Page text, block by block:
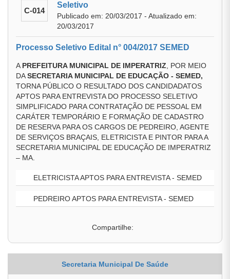
C-014
Seletivo
Publicado em: 20/03/2017 - Atualizado em:
20/03/2017
Processo Seletivo Edital n° 004/2017 SEMED
A PREFEITURA MUNICIPAL DE IMPERATRIZ , POR MEIO
DASECRETARIA MUNICIPAL DE EDUCAÇÃO - SEMED,
TORNA PÚBLICO O RESULTADO DOS CANDIDADATOS
APTOS PARA ENTREVISTA DO PROCESSO SELETIVO
SIMPLIFICADO PARA CONTRATAÇÃO DE PESSOAL EM
CARÁTER TEMPORÁRIO E FORMAÇÃO DE CADASTRO
DE RESERVA PARA OS CARGOS DE PEDREIRO, AGENTE
DE SERVIÇOS BRAÇAIS, ELETRICISTA E PINTOR PARA A
SECRETARIA MUNICIPAL DE EDUCAÇÃO DE IMPERATRIZ
– MA.
ELETRICISTA APTOS PARA ENTREVISTA - SEMED
PEDREIRO APTOS PARA ENTREVISTA - SEMED
Compartilhe:
Secretaria Municipal De Saúde